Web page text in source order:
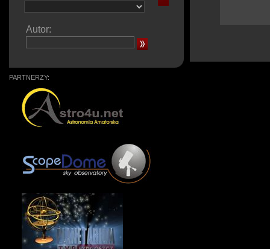
Autor:
PARTNERZY: